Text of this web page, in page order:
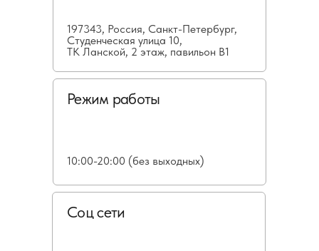
197343, Россия, Санкт-Петербург,
Студенческая улица 10,
ТК Ланской, 2 этаж, павильон В1
Режим работы
10:00-20:00 (без выходных)
Соц сети